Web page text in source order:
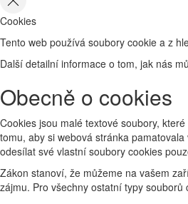
Cookies
Tento web používá soubory cookie a z
Další detailní informace o tom, jak nás
Obecně o cookies
Cookies jsou malé textové soubory,
tomu, aby si webová stránka
odesílat své vlastní soubory cookies
Zákon stanoví, že můžeme na vašem
zájmu. Pro všechny ostatní typy